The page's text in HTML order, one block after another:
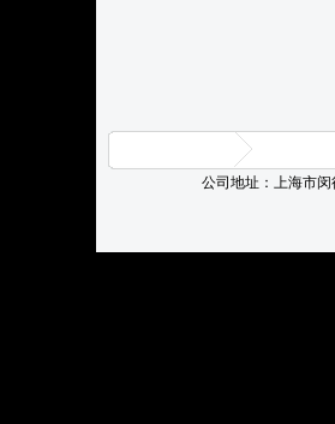
公司地址：上海市